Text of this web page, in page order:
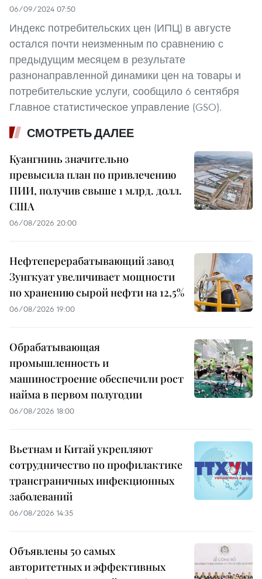
06/09/2024 07:50
Индекс потребительских цен (ИПЦ) в августе
остался почти неизменным по сравнению с
предыдущим месяцем в результате
разнонаправленной динамики цен на товары и
потребительские услуги, сообщило 6 сентября
Главное статистическое управление (GSO).
СМОТРЕТЬ ДАЛЕЕ
Куангнинь значительно
превысила план по привлечению
ПИИ, получив свыше 1 млрд. долл.
США
06/08/2026 20:00
Нефтеперерабатывающий завод
Зунгкуат увеличивает мощности
по хранению сырой нефти на 12,5%
06/08/2026 19:00
Обрабатывающая
промышленность и
машиностроение обеспечили рост
найма в первом полугодии
06/08/2026 18:00
Вьетнам и Китай укрепляют
сотрудничество по профилактике
трансграничных инфекционных
заболеваний
06/08/2026 14:35
Объявлены 50 самых
авторитетных и эффективных